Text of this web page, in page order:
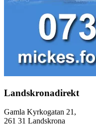
Landskronadirekt
Gamla Kyrkogatan 21,
261 31 Landskrona